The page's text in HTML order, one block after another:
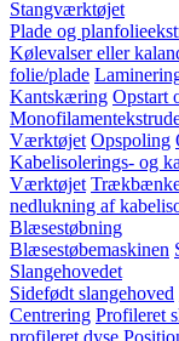
Stangværktøjet
Plade og
Kølevalser eller
folie/plade
Kantskæring Opstart
Værktøjet Opspoling
Kabelisolerings- og
Værktøjet
nedlukning af
Blæsestøbning
Blæsestøbemaskinen
Slangehovedet
Sidefødt slangehoved
Centrering Profileret
profileret dyse